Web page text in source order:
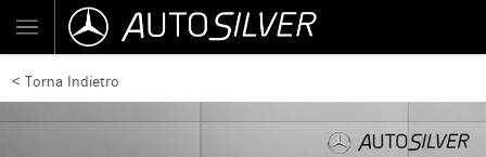
< Torna Indietro